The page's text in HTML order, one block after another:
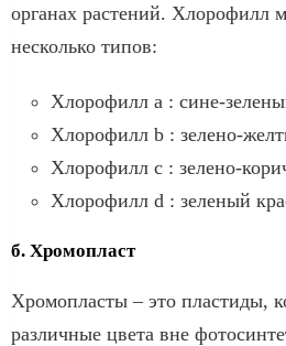
органах растений. Хлорофилл
несколько типов:
Хлорофилл а : сине-
Хлорофилл b : зелено-
Хлорофилл c : зелено-
Хлорофилл d : зеленый
б. Хромопласт
Хромопласты – это пластиды,
различные цвета вне